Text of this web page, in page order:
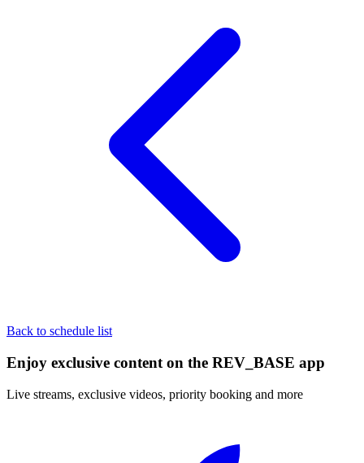
Back to schedule list
Enjoy exclusive content on the REV_BASE app
Live streams, exclusive videos, priority booking and more